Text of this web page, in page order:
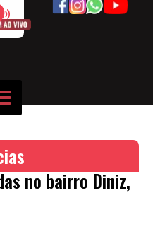
no bairro Diniz,